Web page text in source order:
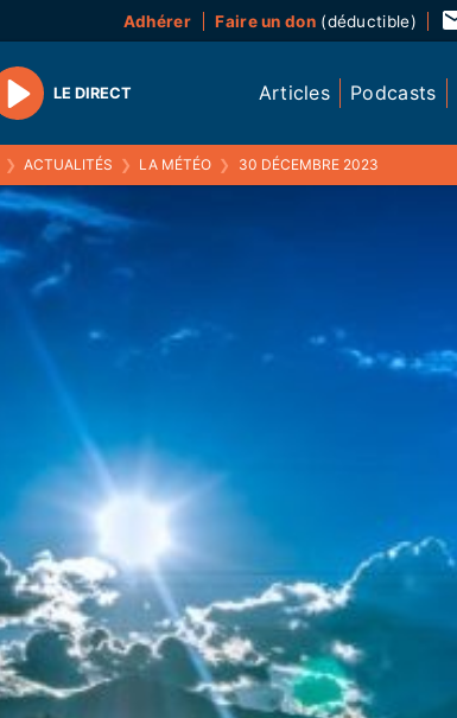
Adhérer Faire un don(déductible)
Play
LE DIRECT Articles Podcasts
❯ ACTUALITÉS ❯ LA MÉTÉO ❯ 30 DÉCEMBRE 2023